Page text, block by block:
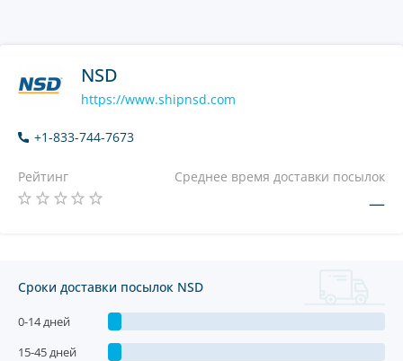
NSD
https://www.shipnsd.com
+1-833-744-7673
Рейтинг Среднее время доставки посылок
—
Сроки доставки посылок NSD
0-14 дней
15-45 дней